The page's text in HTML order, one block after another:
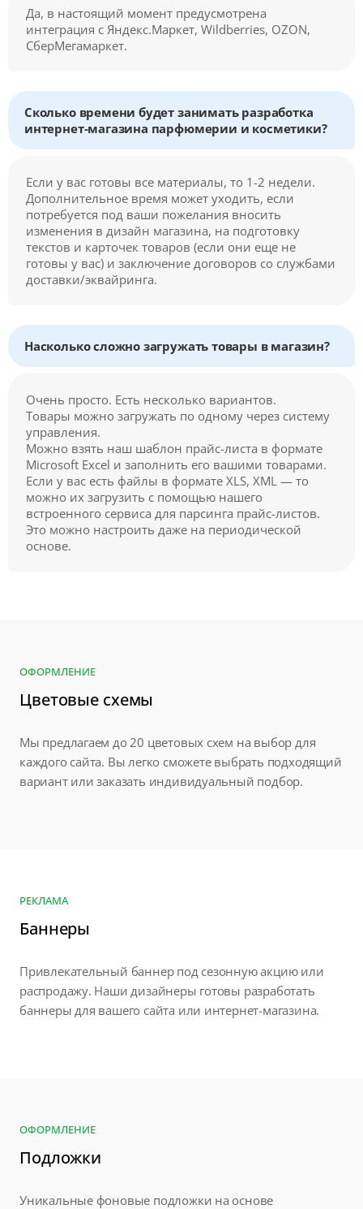
Да, в настоящий момент предусмотрена
интеграция с Яндекс.Маркет, Wildberries, OZON,
СберМегамаркет.
Сколько времени будет занимать разработка
интернет-магазина парфюмерии и косметики?
Если у вас готовы все материалы, то 1-2 недели.
Дополнительное время может уходить, если
потребуется под ваши пожелания вносить
изменения в дизайн магазина, на подготовку
текстов и карточек товаров (если они еще не
готовы у вас) и заключение договоров со службами
доставки/эквайринга.
Насколько сложно загружать товары в магазин?
Очень просто. Есть несколько вариантов.
Товары можно загружать по одному через систему
управления.
Можно взять наш шаблон прайс-листа в формате
Microsoft Excel и заполнить его вашими товарами.
Если у вас есть файлы в формате XLS, XML — то
можно их загрузить с помощью нашего
встроенного сервиса для парсинга прайс-листов.
Это можно настроить даже на периодической
основе.
ОФОРМЛЕНИЕ
Цветовые схемы
Мы предлагаем до 20 цветовых схем на выбор для
каждого сайта. Вы легко сможете выбрать подходящий
вариант или заказать индивидуальный подбор.
РЕКЛАМА
Баннеры
Привлекательный баннер под сезонную акцию или
распродажу. Наши дизайнеры готовы разработать
баннеры для вашего сайта или интернет-магазина.
ОФОРМЛЕНИЕ
Подложки
Уникальные фоновые подложки на основе